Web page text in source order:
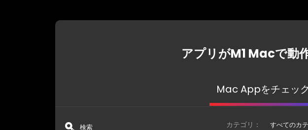
アプリがM1 Macで動
Mac Appをチェック
カテゴリ：